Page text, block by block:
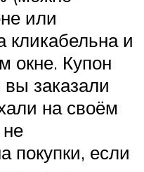
или
кликабельна и
окне. Купон
заказали
на своём
покупки, если